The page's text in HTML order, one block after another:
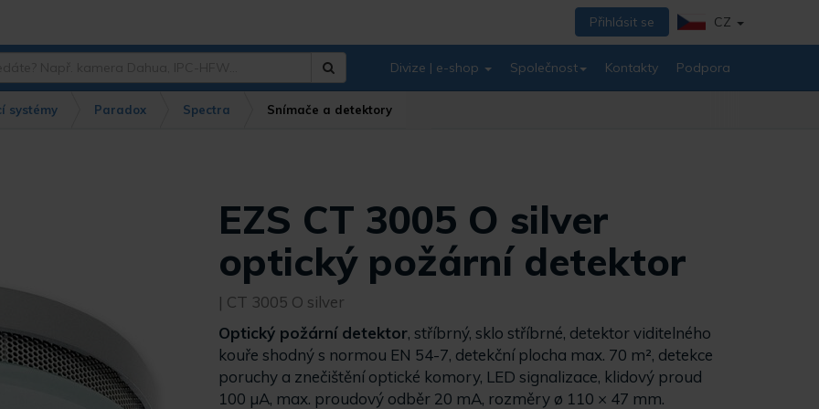
Přihlásit se CZ
Divize | e-shop Společnost Kontakty Podpora
systémy Paradox Spectra Snímače a detektory
EZS CT 3005 O silver
optický požární detektor
| CT 3005 O silver
Optický požární detektor, stříbrný, sklo stříbrné, detektor viditelného
kouře shodný s normou EN 54-7, detekční plocha max. 70 m², detekce
poruchy a znečištění optické komory, LED signalizace, klidový proud
100 µA, max. proudový odběr 20 mA, rozměry ø 110 × 47 mm.